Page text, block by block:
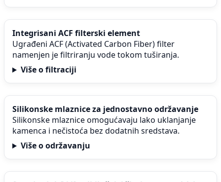
Integrisani ACF filterski element
Ugrađeni ACF (Activated Carbon Fiber) filter
namenjen je filtriranju vode tokom tuširanja.
Više o filtraciji
Silikonske mlaznice za jednostavno održavanje
Silikonske mlaznice omogućavaju lako uklanjanje
kamenca i nečistoća bez dodatnih sredstava.
Više o održavanju